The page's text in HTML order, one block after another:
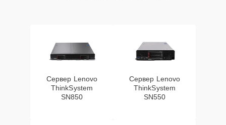
Сервер Lenovo
ThinkSystem
SN850
Сервер Lenovo
ThinkSystem
SN550